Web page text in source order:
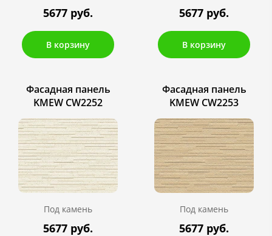
5677 руб.
В корзину
5677 руб.
В корзину
Фасадная панель
KMEW CW2252
Под камень
5677 руб.
Фасадная панель
KMEW CW2253
Под камень
5677 руб.